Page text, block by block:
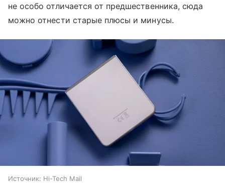
не особо отличается от предшественника, сюда
можно отнести старые плюсы и минусы.
Источник: Hi-Tech Mail